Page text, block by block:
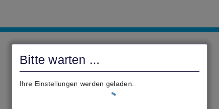
Bitte warten ...
Ihre Einstellungen werden geladen.